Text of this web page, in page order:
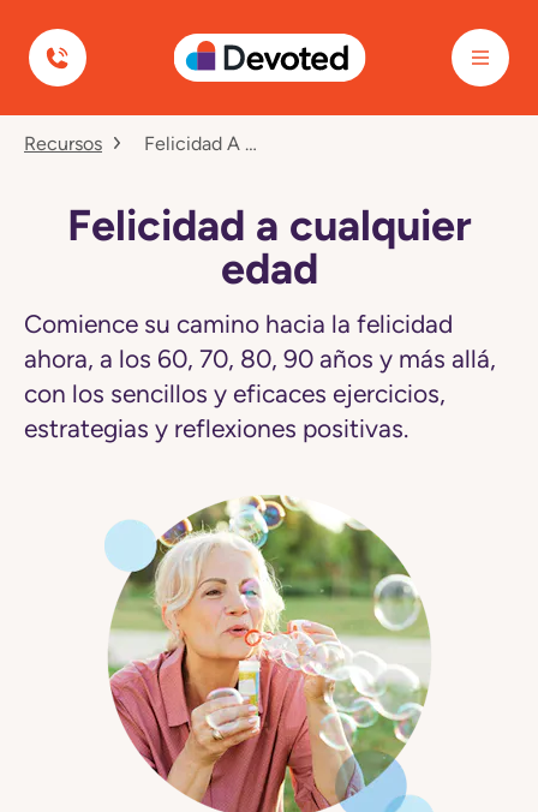
Devoted Health
Felicidad
Recursos Felicidad A Cualquier Edad
Felicidad a cualquier
edad
Comience su camino hacia la felicidad
ahora, a los 60, 70, 80, 90 años y más allá,
con los sencillos y eficaces ejercicios,
estrategias y reflexiones positivas.